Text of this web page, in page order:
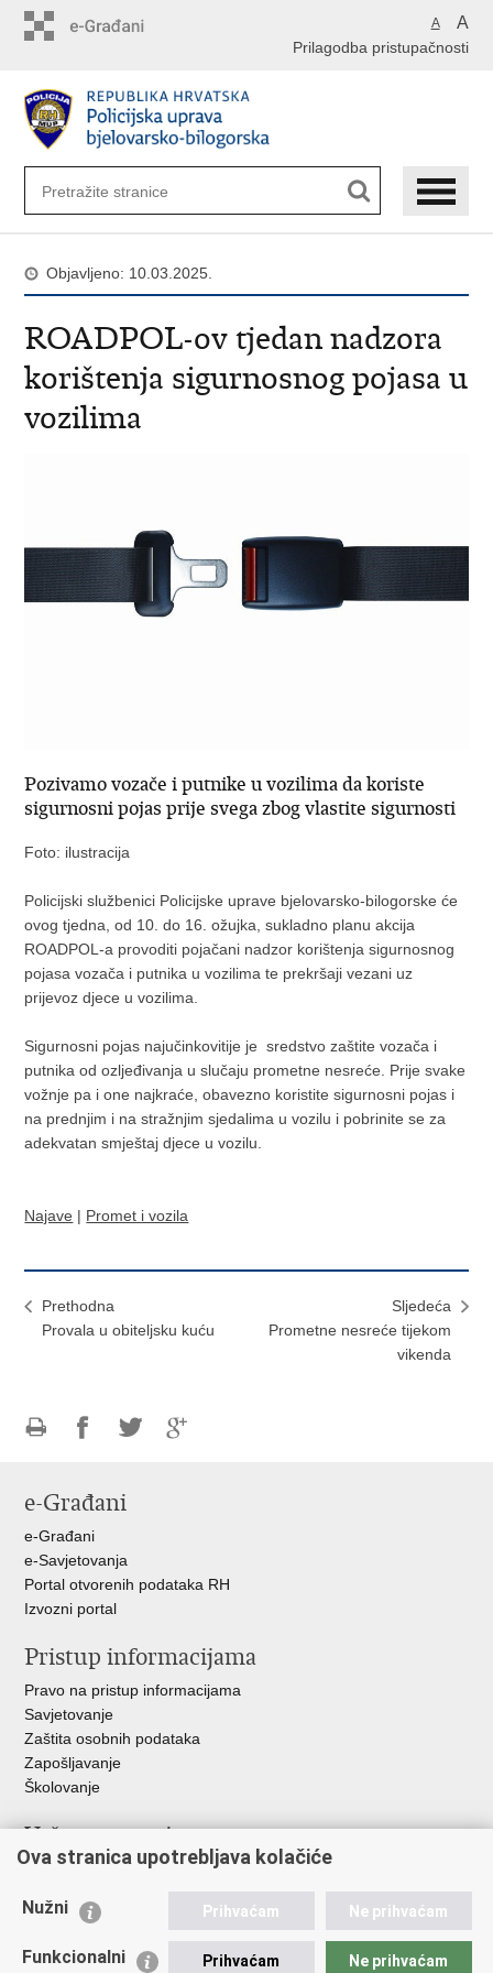
A A
Prilagodba pristupačnosti
Objavljeno: 10.03.2025.
ROADPOL-ov tjedan nadzora
korištenja sigurnosnog pojasa u
vozilima
Pozivamo vozače i putnike u vozilima da koriste
sigurnosni pojas prije svega zbog vlastite sigurnosti
Foto: ilustracija
Policijski službenici Policijske uprave bjelovarsko-bilogorske će
ovog tjedna, od 10. do 16. ožujka, sukladno planu akcija
ROADPOL-a provoditi pojačani nadzor korištenja sigurnosnog
pojasa vozača i putnika u vozilima te prekršaji vezani uz
prijevoz djece u vozilima.
Sigurnosni pojas najučinkovitije je sredstvo zaštite vozača i
putnika od ozljeđivanja u slučaju prometne nesreće. Prije svake
vožnje pa i one najkraće, obavezno koristite sigurnosni pojas i
na prednjim i na stražnjim sjedalima u vozilu i pobrinite se za
adekvatan smještaj djece u vozilu.
Najave | Promet i vozila
Prethodna
Provala u obiteljsku kuću
Sljedeća
Prometne nesreće tijekom
vikenda
FacebookuTwitteru
e-Građani
e-Građani
e-Savjetovanja
Portal otvorenih podataka RH
Izvozni portal
Pristup informacijama
Pravo na pristup informacijama
Savjetovanje
Zaštita osobnih podataka
Zapošljavanje
Školovanje
Važne poveznice
Ministarstvo unutarnjih poslova
Udruge
Policijska akademija
Ova stranica upotrebljava kolačiće
Nužni Prihvaćam Ne prihvaćam
Funkcionalni Prihvaćam Ne prihvaćam